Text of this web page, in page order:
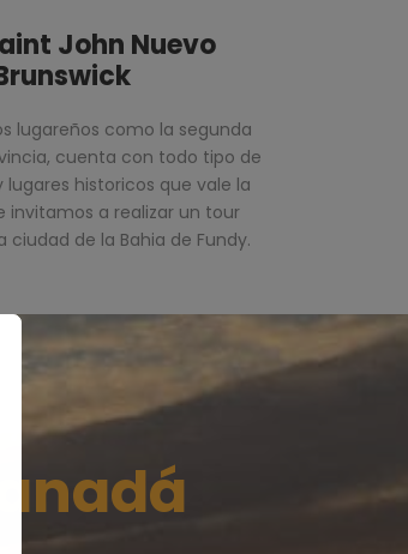
John Nuevo
lugareños como la segunda
cuenta con todo tipo de
historicos que vale la
invitamos a realizar un tour
ciudad de la Bahia de Fundy.